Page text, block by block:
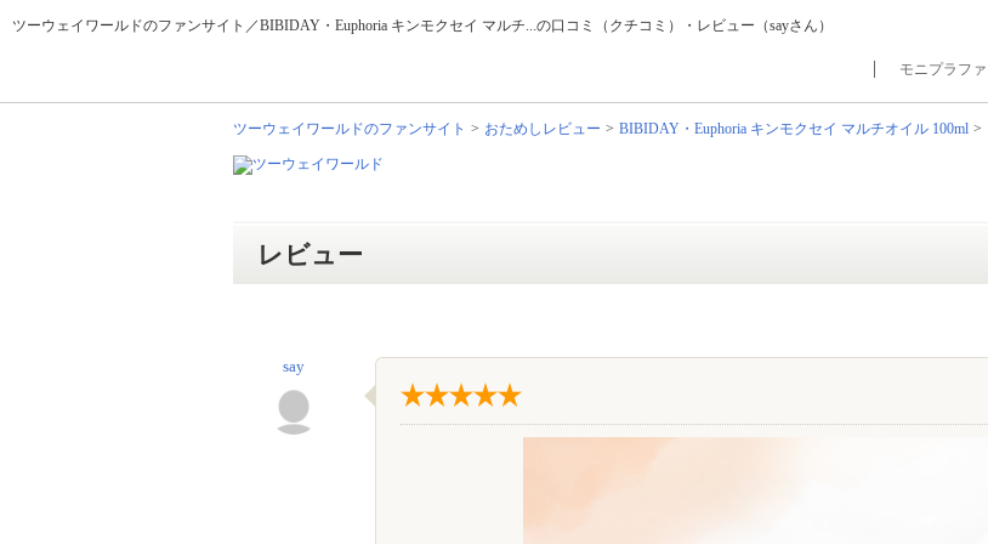
ツーウェイワールドのファンサイト／BIBIDAY・Euphoria キンモクセイ マルチ...の口コミ（クチコミ）・レビュー（sayさん）
モニプラフ
ツーウェイワールドのファンサイト おためしレビュー BIBIDAY・Euphoria キンモクセイ マルチオイル 100ml
レビュー
say